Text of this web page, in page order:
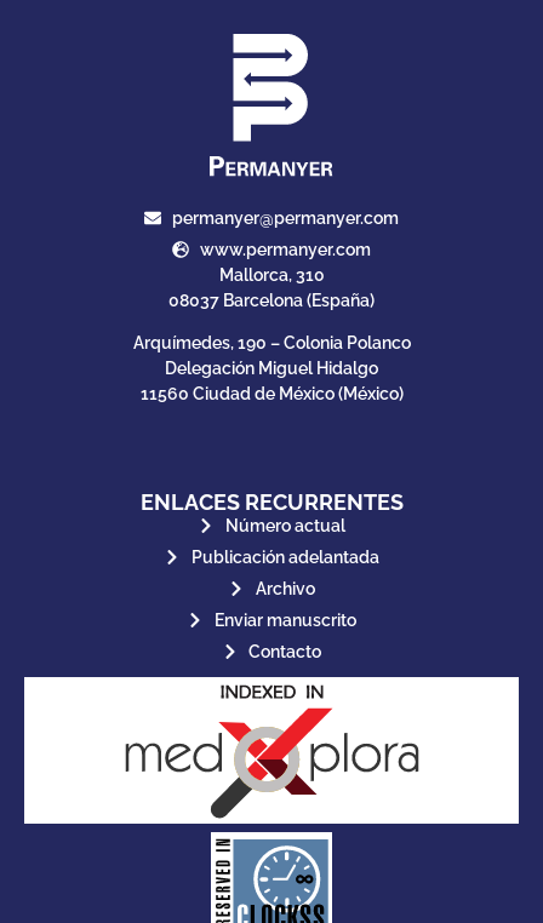
permanyer@permanyer.com
www.permanyer.com
Mallorca, 310
08037 Barcelona (España)
Arquímedes, 190 – Colonia Polanco
Delegación Miguel Hidalgo
11560 Ciudad de México (México)
ENLACES RECURRENTES
Número actual
Publicación adelantada
Archivo
Enviar manuscrito
Contacto
CLOCKSS is a dak archive that
ensures the long-term survival
of web-based scholary
publications, governed by and
for its stakeholders.